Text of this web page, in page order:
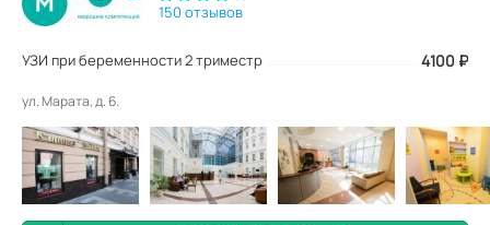
150 отзывов
УЗИ при беременности 2 триместр 4100 ₽
ул. Марата, д. 6.